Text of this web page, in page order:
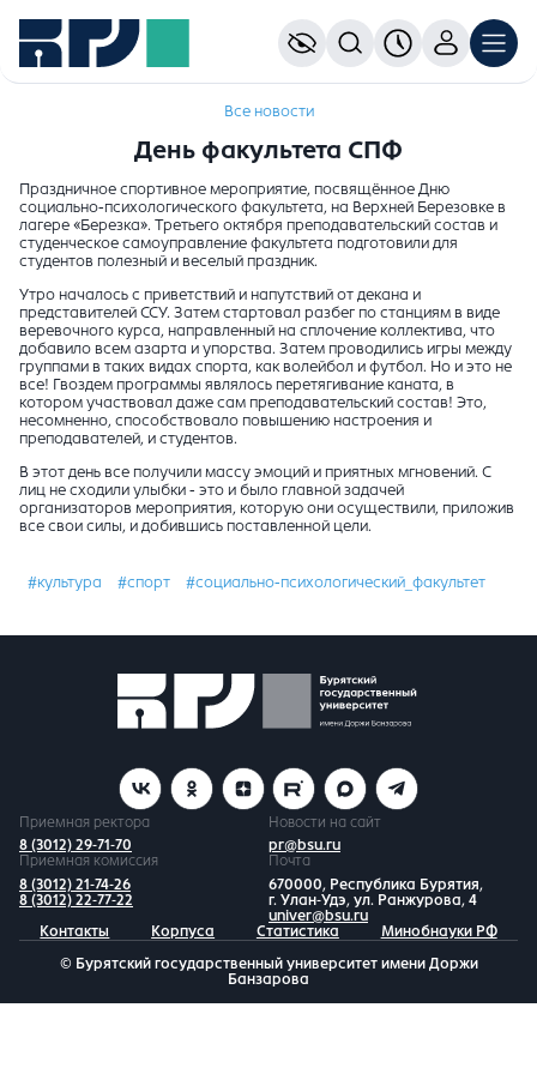
Все новости
День факультета СПФ
Праздничное спортивное мероприятие, посвящённое Дню
социально-психологического факультета, на Верхней Березовке в
лагере «Березка». Третьего октября преподавательский состав и
студенческое самоуправление факультета подготовили для
студентов полезный и веселый праздник.
Утро началось с приветствий и напутствий от декана и
представителей ССУ. Затем стартовал разбег по станциям в виде
веревочного курса, направленный на сплочение коллектива, что
добавило всем азарта и упорства. Затем проводились игры между
группами в таких видах спорта, как волейбол и футбол. Но и это не
все! Гвоздем программы являлось перетягивание каната, в
котором участвовал даже сам преподавательский состав! Это,
несомненно, способствовало повышению настроения и
преподавателей, и студентов.
В этот день все получили массу эмоций и приятных мгновений. С
лиц не сходили улыбки - это и было главной задачей
организаторов мероприятия, которую они осуществили, приложив
все свои силы, и добившись поставленной цели.
#культура #спорт #социально-психологический_факультет
Приемная ректора
8 (3012) 29-71-70
Новости на сайт
pr@bsu.ru
Приемная комиссия
8 (3012) 21-74-26
8 (3012) 22-77-22
Почта
670000, Республика Бурятия,
г. Улан-Удэ, ул. Ранжурова, 4
univer@bsu.ru
Контакты
Корпуса Статистика Минобнауки РФ
© Бурятский государственный университет имени Доржи
Банзарова